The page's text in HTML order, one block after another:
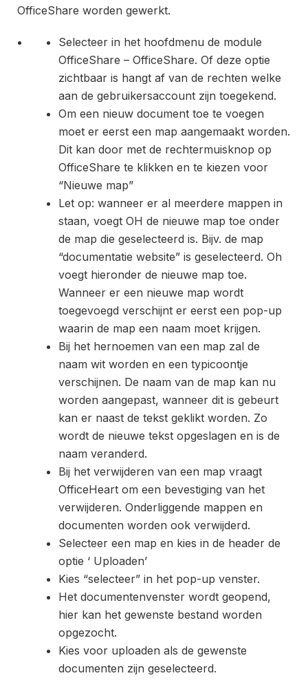
OfficeShare worden gewerkt.
Selecteer in het hoofdmenu de module
OfficeShare – OfficeShare. Of deze optie
zichtbaar is hangt af van de rechten welke
aan de gebruikersaccount zijn toegekend.
Om een nieuw document toe te voegen
moet er eerst een map aangemaakt worden.
Dit kan door met de rechtermuisknop op
OfficeShare te klikken en te kiezen voor
“Nieuwe map”
Let op: wanneer er al meerdere mappen in
staan, voegt OH de nieuwe map toe onder
de map die geselecteerd is. Bijv. de map
“documentatie website” is geselecteerd. Oh
voegt hieronder de nieuwe map toe.
Wanneer er een nieuwe map wordt
toegevoegd verschijnt er eerst een pop-up
waarin de map een naam moet krijgen.
Bij het hernoemen van een map zal de
naam wit worden en een typicoontje
verschijnen. De naam van de map kan nu
worden aangepast, wanneer dit is gebeurt
kan er naast de tekst geklikt worden. Zo
wordt de nieuwe tekst opgeslagen en is de
naam veranderd.
Bij het verwijderen van een map vraagt
OfficeHeart om een bevestiging van het
verwijderen. Onderliggende mappen en
documenten worden ook verwijderd.
Selecteer een map en kies in de header de
optie ‘ Uploaden’
Kies “selecteer” in het pop-up venster.
Het documentenvenster wordt geopend,
hier kan het gewenste bestand worden
opgezocht.
Kies voor uploaden als de gewenste
documenten zijn geselecteerd.